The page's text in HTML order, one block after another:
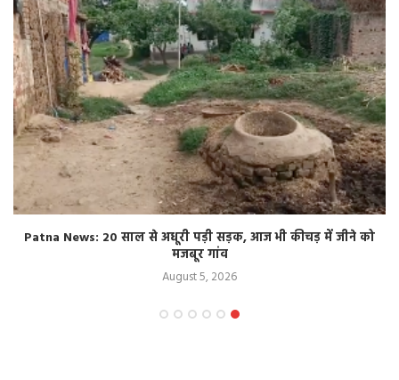
Patna News: 20 साल से अधूरी पड़ी सड़क, आज भी कीचड़ में जीने को
मजबूर गांव
August 5, 2026